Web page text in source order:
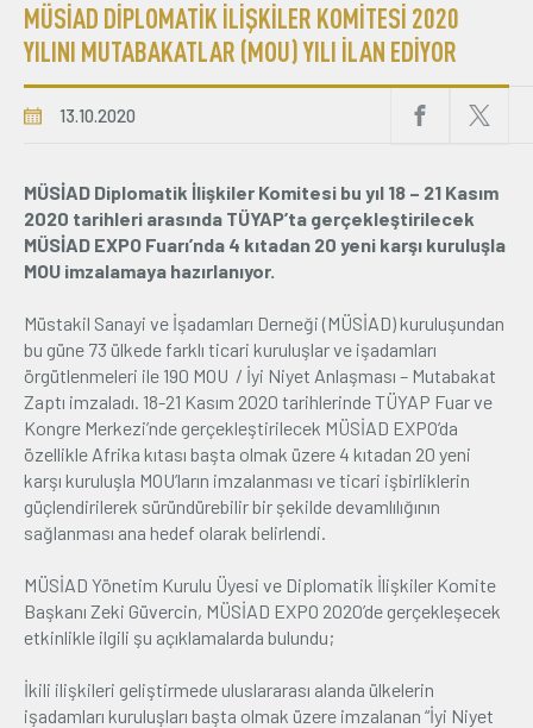
Sosyal Sorumluluk
Bilgi Merkezi
Üyelik
E-İşlemler
İletişim Hakkımızda Galeri
MÜSİAD DİPLOMATİK İLİŞKİLER KOMİTESİ 2020
YILINI MUTABAKATLAR (MOU) YILI İLAN EDİYOR
13.10.2020
MÜSİAD Diplomatik İlişkiler Komitesi bu yıl 18 – 21 Kasım
2020 tarihleri arasında TÜYAP’ta gerçekleştirilecek
MÜSİAD EXPO Fuarı’nda 4 kıtadan 20 yeni karşı kuruluşla
MOU imzalamaya hazırlanıyor.
Müstakil Sanayi ve İşadamları Derneği (MÜSİAD) kuruluşundan
bu güne 73 ülkede farklı ticari kuruluşlar ve işadamları
örgütlenmeleri ile 190 MOU / İyi Niyet Anlaşması – Mutabakat
Zaptı imzaladı. 18-21 Kasım 2020 tarihlerinde TÜYAP Fuar ve
Kongre Merkezi’nde gerçekleştirilecek MÜSİAD EXPO’da
özellikle Afrika kıtası başta olmak üzere 4 kıtadan 20 yeni
karşı kuruluşla MOU’ların imzalanması ve ticari işbirliklerin
güçlendirilerek süründürebilir bir şekilde devamlılığının
sağlanması ana hedef olarak belirlendi.
MÜSİAD Yönetim Kurulu Üyesi ve Diplomatik İlişkiler Komite
Başkanı Zeki Güvercin, MÜSİAD EXPO 2020’de gerçekleşecek
etkinlikle ilgili şu açıklamalarda bulundu;
İkili ilişkileri geliştirmede uluslararası alanda ülkelerin
işadamları kuruluşları başta olmak üzere imzalanan “İyi Niyet